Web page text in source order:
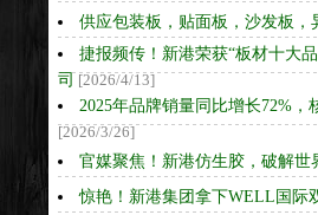
供应包装板，贴面板，沙发板，
捷报频传！新港荣获“板材十大
司 [2026/4/13]
2025年品牌销量同比增长72%
[2026/3/26]
官媒聚焦！新港仿生胶，破解
惊艳！新港集团拿下WELL国际